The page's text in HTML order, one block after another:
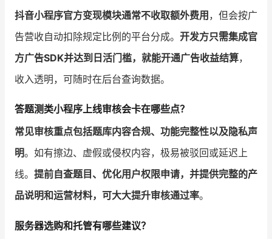
抖音小程序官方变现模块通常不收取额外费用 ，但会按广
告营收自动扣除规定比例的平台分成。 开发方只需集成官
方广告SDK并达到日活门槛，就能开通广告收益结算，
收入透明，可随时在后台查询数据。
答题测类小程序上线审核会卡在哪些点？
常见审核重点包括题库内容合规、功能完整性以及隐私声
明。如有擦边、虚假或侵权内容，极易被驳回或延迟上
线。 提前自查题目、优化用户权限申请，并提供完整的产
品说明和运营材料，可大大提升审核通过率。
服务器选购和托管有哪些建议？